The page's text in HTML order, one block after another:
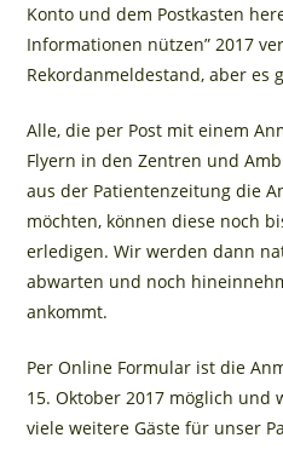
Konto und dem Postkasten
Informationen nützen” 2017
Rekordanmeldestand, aber es
Alle, die per Post mit einem
Flyern in den Zentren und
aus der Patientenzeitung die
möchten, können diese noch
erledigen. Wir werden dann
abwarten und noch
ankommt.
Per Online Formular ist die
15. Oktober 2017 möglich
viele weitere Gäste für unser